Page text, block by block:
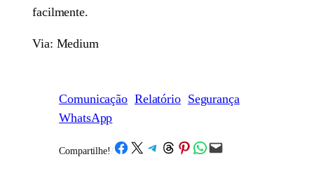
facilmente.
Via: Medium
Comunicação Relatório Segurança
WhatsApp
Compartilhe!/Share on Facebook
Share on X Share on Telegram
Share on Threads
Share on Pinterest
Share on WhatsApp
Email this Page